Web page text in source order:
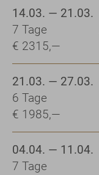
14.03. — 21.03.
7 Tage
€ 2315,—
21.03. — 27.03.
6 Tage
€ 1985,—
04.04. — 11.04.
7 Tage